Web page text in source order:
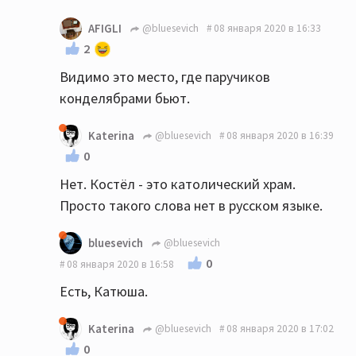
AFIGLI @bluesevich 08 января 2020 в 16:33
2
Видимо это место, где паручиков
конделябрами бьют.
Katerina @bluesevich 08 января 2020 в 16:39
0
Нет. Костёл - это католический храм.
Просто такого слова нет в русском языке.
bluesevich
@bluesevich
08 января 2020 в 16:58
0
Есть, Катюша.
Katerina @bluesevich 08 января 2020 в 17:02
0